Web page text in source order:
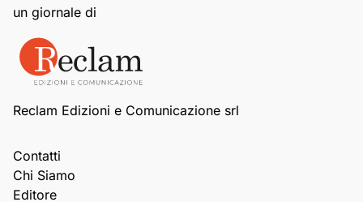
un giornale di
Reclam Edizioni e Comunicazione srl
Contatti
Chi Siamo
Editore